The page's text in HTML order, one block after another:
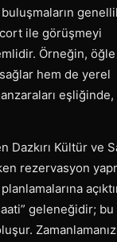
ile görüşmeyi
Örneğin, öğle
sağlar hem de yerel
Dazkırı Kültür ve
rezervasyon
geleneğidir; bu